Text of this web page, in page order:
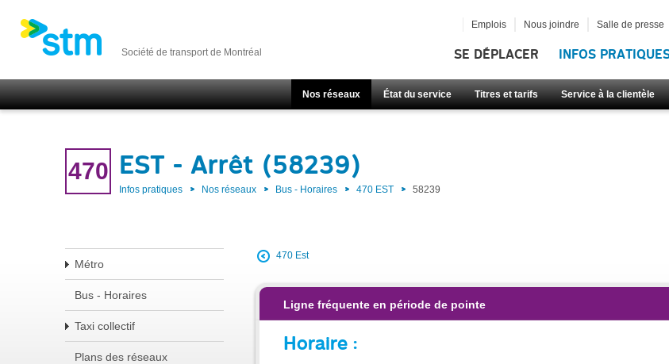
Société de transport de Montréal SE DÉPLACER INFOS
Nos réseaux État du service Titres et tarifs Service à la clientèle
Emplois Nous joindre Salle de presse
470 EST - Arrêt (58239)
Infos pratiques Nos réseaux Bus - Horaires 470 EST 58239
Métro
Bus - Horaires
Taxi collectif
Plans des réseaux
470 Est
Ligne fréquente en période de pointe
Horaire :